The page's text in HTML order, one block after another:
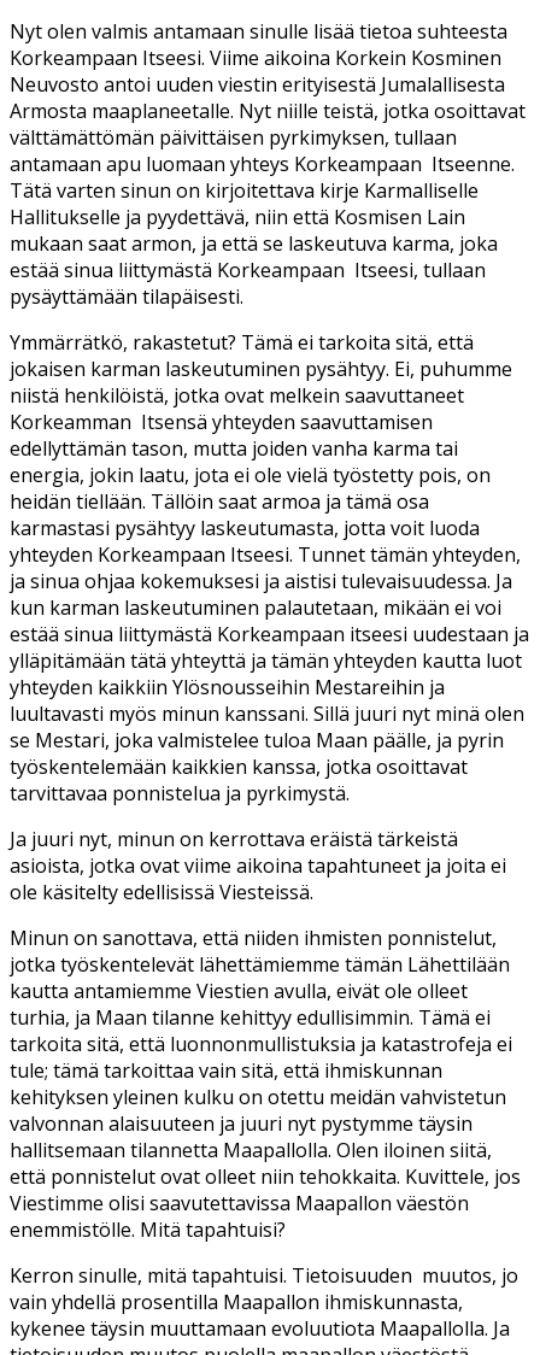
Nyt olen valmis antamaan sinulle lisää tietoa suhteesta
Korkeampaan Itseesi. Viime aikoina Korkein Kosminen
Neuvosto antoi uuden viestin erityisestä Jumalallisesta
Armosta maaplaneetalle. Nyt niille teistä, jotka osoittavat
välttämättömän päivittäisen pyrkimyksen, tullaan
antamaan apu luomaan yhteys Korkeampaan Itseenne.
Tätä varten sinun on kirjoitettava kirje Karmalliselle
Hallitukselle ja pyydettävä, niin että Kosmisen Lain
mukaan saat armon, ja että se laskeutuva karma, joka
estää sinua liittymästä Korkeampaan Itseesi, tullaan
pysäyttämään tilapäisesti.
Ymmärrätkö, rakastetut? Tämä ei tarkoita sitä, että
jokaisen karman laskeutuminen pysähtyy. Ei, puhumme
niistä henkilöistä, jotka ovat melkein saavuttaneet
Korkeamman Itsensä yhteyden saavuttamisen
edellyttämän tason, mutta joiden vanha karma tai
energia, jokin laatu, jota ei ole vielä työstetty pois, on
heidän tiellään. Tällöin saat armoa ja tämä osa
karmastasi pysähtyy laskeutumasta, jotta voit luoda
yhteyden Korkeampaan Itseesi. Tunnet tämän yhteyden,
ja sinua ohjaa kokemuksesi ja aistisi tulevaisuudessa. Ja
kun karman laskeutuminen palautetaan, mikään ei voi
estää sinua liittymästä Korkeampaan itseesi uudestaan ja
ylläpitämään tätä yhteyttä ja tämän yhteyden kautta luot
yhteyden kaikkiin Ylösnousseihin Mestareihin ja
luultavasti myös minun kanssani. Sillä juuri nyt minä olen
se Mestari, joka valmistelee tuloa Maan päälle, ja pyrin
työskentelemään kaikkien kanssa, jotka osoittavat
tarvittavaa ponnistelua ja pyrkimystä.
Ja juuri nyt, minun on kerrottava eräistä tärkeistä
asioista, jotka ovat viime aikoina tapahtuneet ja joita ei
ole käsitelty edellisissä Viesteissä.
Minun on sanottava, että niiden ihmisten ponnistelut,
jotka työskentelevät lähettämiemme tämän Lähettilään
kautta antamiemme Viestien avulla, eivät ole olleet
turhia, ja Maan tilanne kehittyy edullisimmin. Tämä ei
tarkoita sitä, että luonnonmullistuksia ja katastrofeja ei
tule; tämä tarkoittaa vain sitä, että ihmiskunnan
kehityksen yleinen kulku on otettu meidän vahvistetun
valvonnan alaisuuteen ja juuri nyt pystymme täysin
hallitsemaan tilannetta Maapallolla. Olen iloinen siitä,
että ponnistelut ovat olleet niin tehokkaita. Kuvittele, jos
Viestimme olisi saavutettavissa Maapallon väestön
enemmistölle. Mitä tapahtuisi?
Kerron sinulle, mitä tapahtuisi. Tietoisuuden muutos, jo
vain yhdellä prosentilla Maapallon ihmiskunnasta,
kykenee täysin muuttamaan evoluutiota Maapallolla. Ja